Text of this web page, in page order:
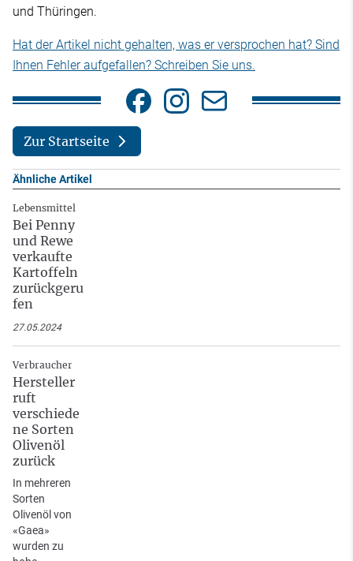
und Thüringen.
Hat der Artikel nicht gehalten, was er versprochen hat? Sind
Ihnen Fehler aufgefallen? Schreiben Sie uns.
Zur Startseite
Ähnliche Artikel
Lebensmittel
Bei Penny
und Rewe
verkaufte
Kartoffeln
zurückgeru
fen
27.05.2024
Verbraucher
Hersteller
ruft
verschiede
ne Sorten
Olivenöl
zurück
In mehreren
Sorten
Olivenöl von
«Gaea»
wurden zu